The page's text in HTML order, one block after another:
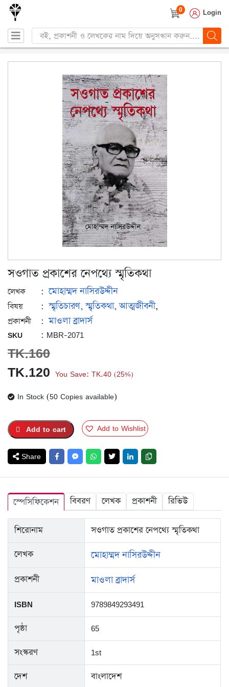
0 Login
Products
search
সওগাত প্রকাশের নেপথ্যে স্মৃতিকথা
লেখক : মোহাম্মদ নাসিরউদ্দীন
বিষয় : স্মৃতিচারণ, স্মৃতিকথা, আত্মজীবনী,
প্রকাশনী : মাওলা ব্রাদার্স
SKU : MBR-2071
TK.160
Original
price
TK.160.
TK.120 Current
price
TK.120.
You Save: TK.40 (25%)
In Stock (50 Copies available)
Add to cart Add to Wishlist
Share
স্পেসিফিকেশন বিবরণ লেখক প্রকাশনী রিভিউ
শিরোনাম সওগাত প্রকাশের নেপথ্যে স্মৃতিকথা
লেখক মোহাম্মদ নাসিরউদ্দীন
প্রকাশনী মাওলা ব্রাদার্স
ISBN 9789849293491
পৃষ্ঠা 65
সংস্করণ 1st
দেশ বাংলাদেশ